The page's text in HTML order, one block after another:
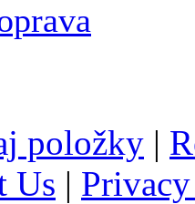
položky |
Us |